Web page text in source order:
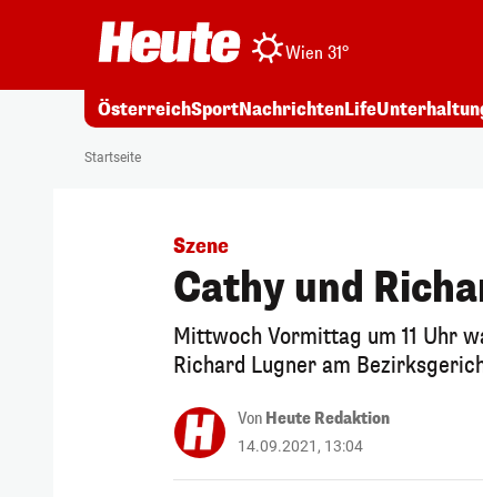
Wien 31°
ÖsterreichSportNachrichtenLife
Startseite
Szene
Cathy und
Mittwoch Vormittag um 11 Uhr
Richard Lugner am
Von Heute Redaktion
14.09.2021, 13:04